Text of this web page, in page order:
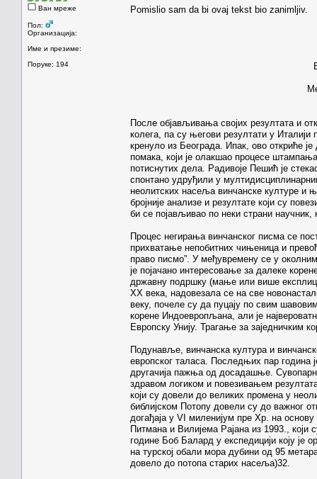
Ван мреже
Пол:
Организација:
Име и презиме:
Поруке: 194
Pomislio sam da bi ovaj tekst bio zanimljiv.
После објављивања својих резултата и
колега, па су његови резултати у Италији
кренуло из Београда. Ипак, ово откриће
помака, који је олакшао процесе
потиснутих дела. Радивоје Пешић је
спонтано удруђили у
неолитских насеља винчанске културе и
бројније анализе и резултате који су
би се појављивао по неки страни научник,
Процес негирања винчанског писма се
прихватање непобитних чињеница и
право писмо”. У међувремену се у
је појачано интересовање за далеке
државну подршку (мање или више
XX века, надовезала се на све
веку, почеле су да пуцају по свим
корене Индоевропљана, али је
Европску Унију. Трагање за заједничким
Подунавље, винчанска култура и
европског таласа. Последњих пар година
другачија пажња од досадашње.
здравом логиком и повезивањем
који су довели до великих промена у
библијском Потопу довели су до важног
догађаја у VI миленијум пре Хр. на
Питмана и Вилијема Рајана из 1993., који
године Боб Балард у експедицији коју је
на турској обали мора дубини од 95
довело до потопа старих насеља)32.